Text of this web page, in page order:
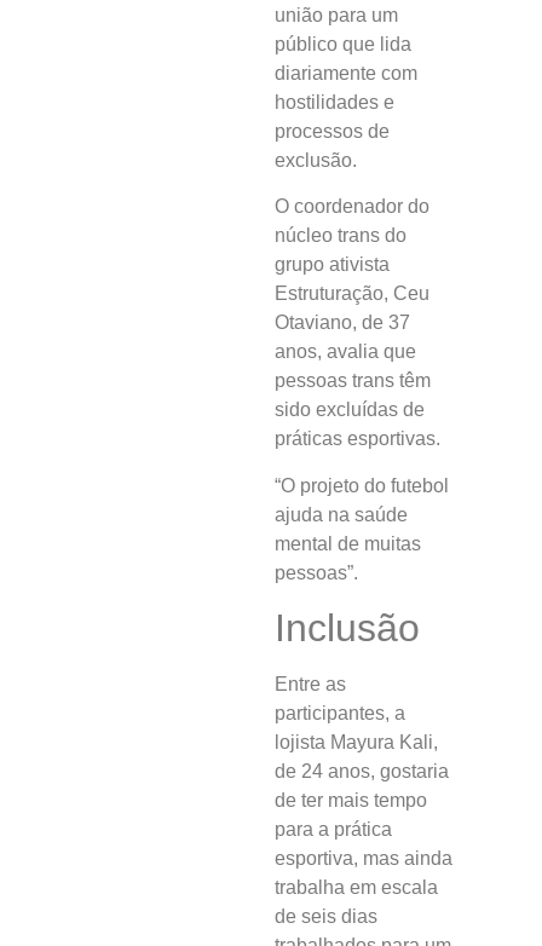
união para um
público que lida
diariamente com
hostilidades e
processos de
exclusão.
O coordenador do
núcleo trans do
grupo ativista
Estruturação, Ceu
Otaviano, de 37
anos, avalia que
pessoas trans têm
sido excluídas de
práticas esportivas.
“O projeto do futebol
ajuda na saúde
mental de muitas
pessoas”.
Inclusão
Entre as
participantes, a
lojista Mayura Kali,
de 24 anos, gostaria
de ter mais tempo
para a prática
esportiva, mas ainda
trabalha em escala
de seis dias